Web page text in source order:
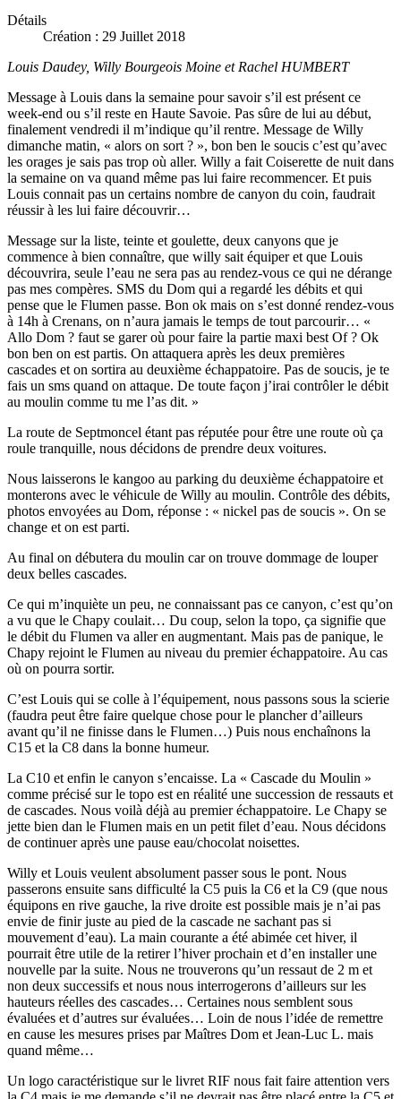
Détails
Création : 29 Juillet 2018
Louis Daudey, Willy Bourgeois Moine et Rachel HUMBERT
Message à Louis dans la semaine pour savoir s’il est présent ce
week-end ou s’il reste en Haute Savoie. Pas sûre de lui au début,
finalement vendredi il m’indique qu’il rentre. Message de Willy
dimanche matin, « alors on sort ? », bon ben le soucis c’est qu’avec
les orages je sais pas trop où aller. Willy a fait Coiserette de nuit dans
la semaine on va quand même pas lui faire recommencer. Et puis
Louis connait pas un certains nombre de canyon du coin, faudrait
réussir à les lui faire découvrir…
Message sur la liste, teinte et goulette, deux canyons que je
commence à bien connaître, que willy sait équiper et que Louis
découvrira, seule l’eau ne sera pas au rendez-vous ce qui ne dérange
pas mes compères. SMS du Dom qui a regardé les débits et qui
pense que le Flumen passe. Bon ok mais on s’est donné rendez-vous
à 14h à Crenans, on n’aura jamais le temps de tout parcourir… «
Allo Dom ? faut se garer où pour faire la partie maxi best Of ? Ok
bon ben on est partis. On attaquera après les deux premières
cascades et on sortira au deuxième échappatoire. Pas de soucis, je te
fais un sms quand on attaque. De toute façon j’irai contrôler le débit
au moulin comme tu me l’as dit. »
La route de Septmoncel étant pas réputée pour être une route où ça
roule tranquille, nous décidons de prendre deux voitures.
Nous laisserons le kangoo au parking du deuxième échappatoire et
monterons avec le véhicule de Willy au moulin. Contrôle des débits,
photos envoyées au Dom, réponse : « nickel pas de soucis ». On se
change et on est parti.
Au final on débutera du moulin car on trouve dommage de louper
deux belles cascades.
Ce qui m’inquiète un peu, ne connaissant pas ce canyon, c’est qu’on
a vu que le Chapy coulait… Du coup, selon la topo, ça signifie que
le débit du Flumen va aller en augmentant. Mais pas de panique, le
Chapy rejoint le Flumen au niveau du premier échappatoire. Au cas
où on pourra sortir.
C’est Louis qui se colle à l’équipement, nous passons sous la scierie
(faudra peut être faire quelque chose pour le plancher d’ailleurs
avant qu’il ne finisse dans le Flumen…) Puis nous enchaînons la
C15 et la C8 dans la bonne humeur.
La C10 et enfin le canyon s’encaisse. La « Cascade du Moulin »
comme précisé sur le topo est en réalité une succession de ressauts et
de cascades. Nous voilà déjà au premier échappatoire. Le Chapy se
jette bien dan le Flumen mais en un petit filet d’eau. Nous décidons
de continuer après une pause eau/chocolat noisettes.
Willy et Louis veulent absolument passer sous le pont. Nous
passerons ensuite sans difficulté la C5 puis la C6 et la C9 (que nous
équipons en rive gauche, la rive droite est possible mais je n’ai pas
envie de finir juste au pied de la cascade ne sachant pas si
mouvement d’eau). La main courante a été abimée cet hiver, il
pourrait être utile de la retirer l’hiver prochain et d’en installer une
nouvelle par la suite. Nous ne trouverons qu’un ressaut de 2 m et
non deux successifs et nous nous interrogerons d’ailleurs sur les
hauteurs réelles des cascades… Certaines nous semblent sous
évaluées et d’autres sur évaluées… Loin de nous l’idée de remettre
en cause les mesures prises par Maîtres Dom et Jean-Luc L. mais
quand même…
Un logo caractéristique sur le livret RIF nous fait faire attention vers